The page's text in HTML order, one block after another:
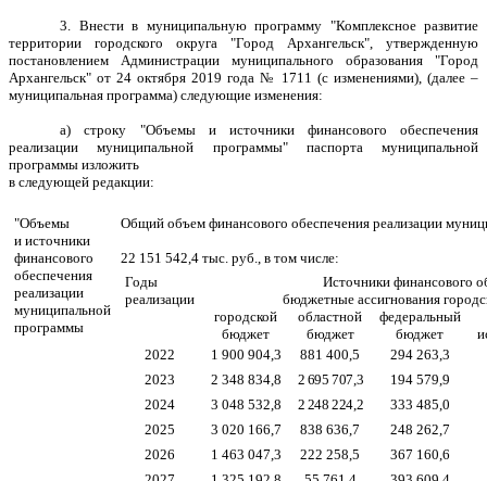
3. Внести в муниципальную программу "Комплексное развитие
территории городского округа "Город Архангельск", утвержденную
постановлением Администрации муниципального образования "Город
Архангельск" от 24 октября 2019 года № 1711 (с изменениями), (далее –
муниципальная программа) следующие изменения:
а) строку "Объемы и источники финансового обеспечения
реализации муниципальной программы" паспорта муниципальной
программы изложить
в следующей редакции:
"Объемы
и источники
финансового
обеспечения
реализации
муниципальной
программы
Общий объем финансового обеспечения реализации
22 151 542,4 тыс. руб., в том числе:
Годы
реализации
Источники финансового
бюджетные ассигнования
городской
бюджет
областной
бюджет
федеральный
бюджет
2022
1 900 904,3 881 400,5
294 263,3
2023
2 348 834,8 2 695 707,3
194 579,9
2024
3 048 532,8 2 248 224,2
333 485,0
2025
3 020 166,7 838 636,7
248 262,7
2026
1 463 047,3 222 258,5
367 160,6